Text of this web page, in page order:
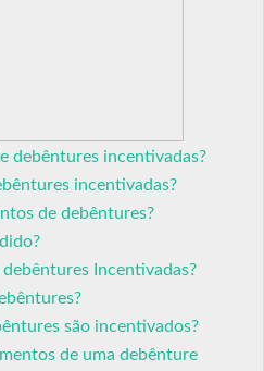
debêntures incentivadas?
incentivadas?
de debêntures?
Incentivadas?
são incentivados?
de uma debênture